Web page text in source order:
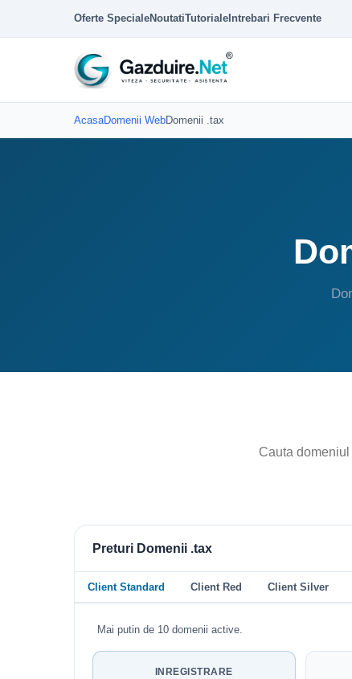
Oferte SpecialeNoutatiTutoriale Intrebari Frecvente
AcasaDomenii WebDomenii .tax
Preturi Domenii .tax
Client Standard Client Red Client Silver
Mai putin de 10 domenii active.
INREGISTRARE